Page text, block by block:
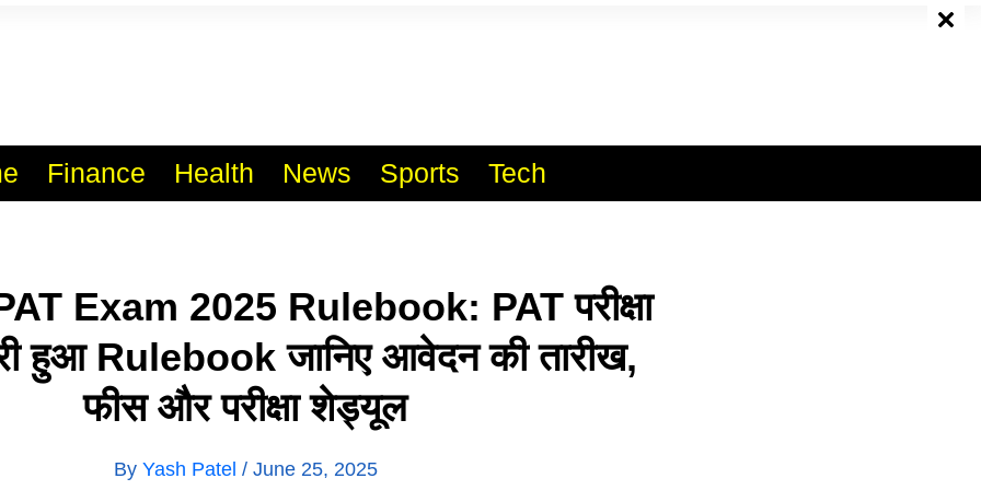
Finance Health News Sports Tech
Exam 2025 Rulebook: PAT परीक्षा
हुआ Rulebook जानिए आवेदन की तारीख,
फीस और परीक्षा शेड्यूल
By Yash Patel / June 25, 2025